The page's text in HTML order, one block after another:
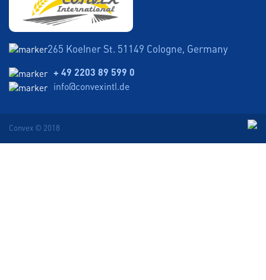
265 Koelner St. 51149 Cologne, Germany
+ 49 2203 89 599 0
info@convexintl.de
Convex © 2018